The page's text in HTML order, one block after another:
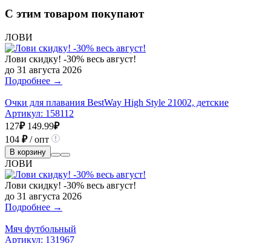
С этим товаром покупают
ЛОВИ
Лови скидку! -30% весь август!
до 31 августа 2026
Подробнее →
Очки для плавания BestWay High Style 21002, детские
Артикул: 158112
127₽ 149.99₽
104 ₽/ опт
В корзину
ЛОВИ
Лови скидку! -30% весь август!
до 31 августа 2026
Подробнее →
Мяч футбольный
Артикул: 131967